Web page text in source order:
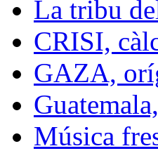
La tribu
CRISI,
GAZA,
Música